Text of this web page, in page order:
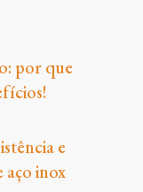
por que
e
aço inox